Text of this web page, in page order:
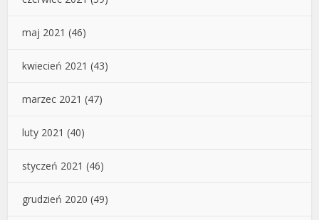
maj 2021 (46)
kwiecień 2021 (43)
marzec 2021 (47)
luty 2021 (40)
styczeń 2021 (46)
grudzień 2020 (49)